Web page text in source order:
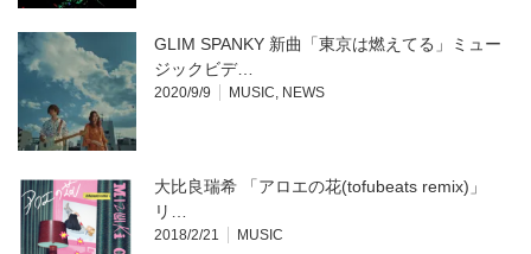
ウ
ま
す)
GLIM SPANKY 新曲「東京は燃えてる」ミュー
ジックビデ…
2020/9/9 MUSIC, NEWS
大比良瑞希 「アロエの花(tofubeats remix)」
リ…
2018/2/21 MUSIC